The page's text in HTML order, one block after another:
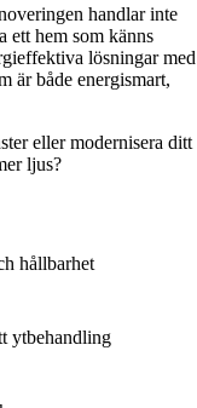
handlar inte
ett hem som känns
lösningar med
är både energismart,
eller modernisera ditt
ljus?
hållbarhet
ytbehandling